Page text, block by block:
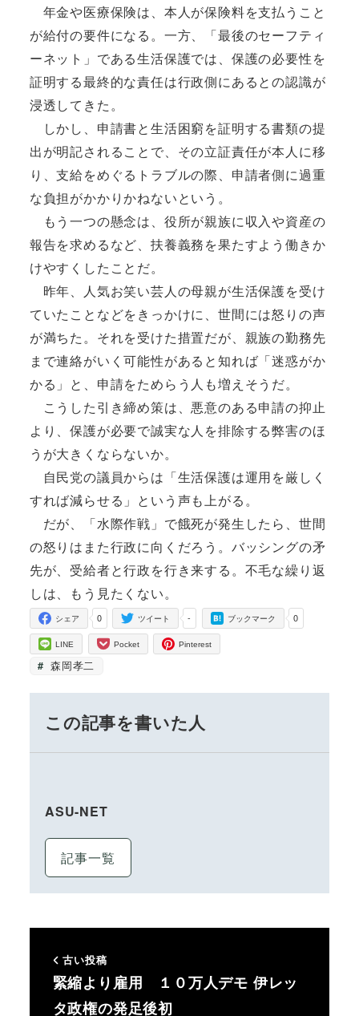
年金や医療保険は、本人が保険料を支払うこと
が給付の要件になる。一方、「最後のセーフティ
ーネット」である生活保護では、保護の必要性を
証明する最終的な責任は行政側にあるとの認識が
浸透してきた。
しかし、申請書と生活困窮を証明する書類の提
出が明記されることで、その立証責任が本人に移
り、支給をめぐるトラブルの際、申請者側に過重
な負担がかかりかねないという。
もう一つの懸念は、役所が親族に収入や資産の
報告を求めるなど、扶養義務を果たすよう働きか
けやすくしたことだ。
昨年、人気お笑い芸人の母親が生活保護を受け
ていたことなどをきっかけに、世間には怒りの声
が満ちた。それを受けた措置だが、親族の勤務先
まで連絡がいく可能性があると知れば「迷惑がか
かる」と、申請をためらう人も増えそうだ。
こうした引き締め策は、悪意のある申請の抑止
より、保護が必要で誠実な人を排除する弊害のほ
うが大きくならないか。
自民党の議員からは「生活保護は運用を厳しく
すれば減らせる」という声も上がる。
だが、「水際作戦」で餓死が発生したら、世間
の怒りはまた行政に向くだろう。バッシングの矛
先が、受給者と行政を行き来する。不毛な繰り返
しは、もう見たくない。
0
シェア -
ツイート 0
ブックマーク
LINE Pocket Pinterest
森岡孝二
この記事を書いた人
ASU-NET
記事一覧
古い投稿
緊縮より雇用 １０万人デモ 伊レッ
タ政権の発足後初